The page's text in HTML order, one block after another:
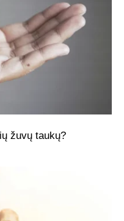
žuvų taukų?